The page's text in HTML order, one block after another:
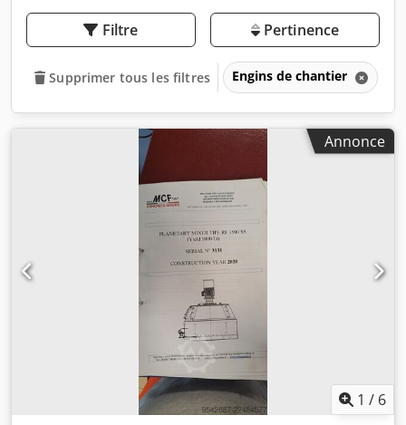
Filtre Pertinence
Supprimer tous les filtres Engins de chantier
Annonce
1 / 6